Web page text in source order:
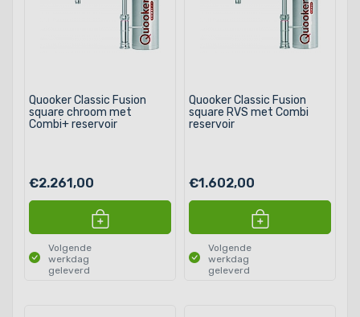
Quooker Classic Fusion
square chroom met
Combi+ reservoir
€2.261,00
Volgende
werkdag
geleverd
Quooker Classic Fusion
square RVS met Combi
reservoir
€1.602,00
Volgende
werkdag
geleverd